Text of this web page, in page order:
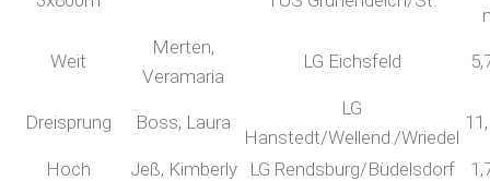
Weit
Merten,
Veramaria
LG Eichsfeld
Dreisprung Boss, Laura
LG
Hanstedt/Wellend./Wriedel
Hoch Jeß, Kimberly LG Rendsburg/Büdelsdorf